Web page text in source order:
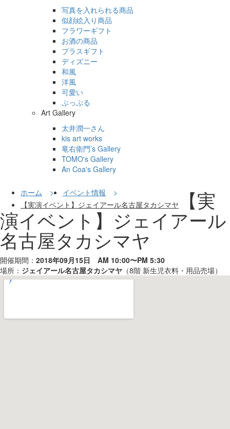
写真を入れられる商品
似顔絵入り商品
フラワーギフト
お酒の商品
プラスギフト
ディズニー
和風
洋風
可愛い
ぷっぷる
Art Gallery
太井潤一さん
kis art works
竜右衛門’s Gallery
TOMO's Gallery
An Coa's Gallery
ホーム
イベント情報
【実演イベント】ジェイアール名古屋タカシマヤ
【実
演イベント】ジェイアール
名古屋タカシマヤ
開催期間： 2018年09月15日 AM 10:00〜PM 5:30
場所： ジェイアール名古屋タカシマヤ （8階 新生児衣料・用品売場）